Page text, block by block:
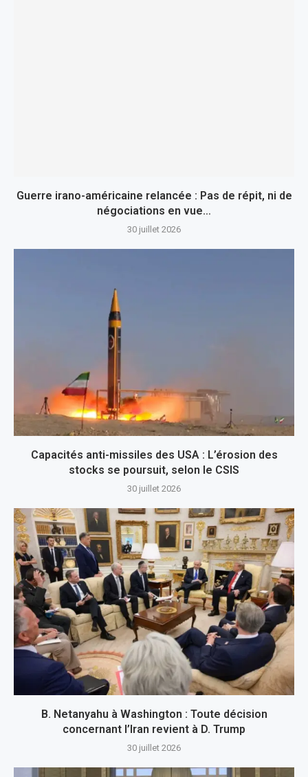
Guerre irano-américaine relancée : Pas de répit, ni de
négociations en vue…
30 juillet 2026
Capacités anti-missiles des USA : L’érosion des
stocks se poursuit, selon le CSIS
30 juillet 2026
B. Netanyahu à Washington : Toute décision
concernant l’Iran revient à D. Trump
30 juillet 2026